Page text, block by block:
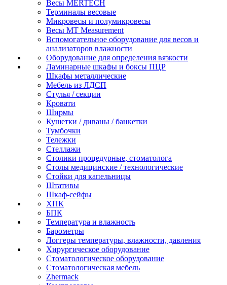
Весы MERTECH
Терминалы весовые
Микровесы и полумикровесы
Весы MT Measurement
Вспомогательное оборудование для весов и
анализаторов влажности
Оборудование для определения вязкости
Ламинарные шкафы и боксы ПЦР
Шкафы металлические
Мебель из ЛДСП
Стулья / секции
Кровати
Ширмы
Кушетки / диваны / банкетки
Тумбочки
Тележки
Стеллажи
Столики процедурные, стоматолога
Столы медицинские / технологические
Стойки для капельницы
Штативы
Шкаф-сейфы
ХПК
БПК
Температура и влажность
Барометры
Логгеры температуры, влажности, давления
Хирургическое оборудование
Стоматологическое оборудование
Стоматологическая мебель
Zhermack